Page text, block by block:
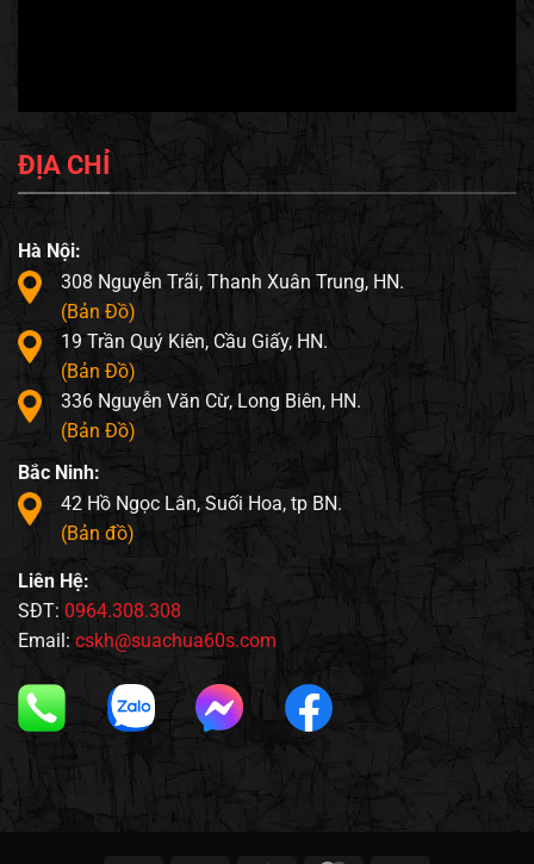
ĐỊA CHỈ
Hà Nội:
308 Nguyễn Trãi, Thanh Xuân Trung, HN.
(Bản Đồ)
19 Trần Quý Kiên, Cầu Giấy, HN.
(Bản Đồ)
336 Nguyễn Văn Cừ, Long Biên, HN.
(Bản Đồ)
Bắc Ninh:
42 Hồ Ngọc Lân, Suối Hoa, tp BN.
(Bản đồ)
Liên Hệ:
SĐT: 0964.308.308
Email: cskh@suachua60s.com